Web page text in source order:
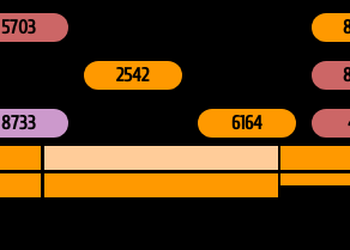
5703
2542
8733 6164